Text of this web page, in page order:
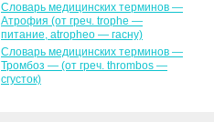
Словарь медицинских терминов —
Атрофия (от греч. trophe —
питание, atropheo — гасну)
Словарь медицинских терминов —
Тромбоз — (от греч. thrombos —
сгусток)